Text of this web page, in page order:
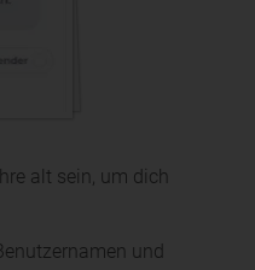
alt sein, um dich
und